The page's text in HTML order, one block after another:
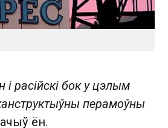
і расійскі бок у цэлым
перамоўны
ён.